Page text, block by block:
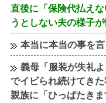
直後に「保険代払え
うとしない夫の様子
本当に本当の事を
義母「服装が失礼
でイビられ続けてき
親族に「ひっぱたき